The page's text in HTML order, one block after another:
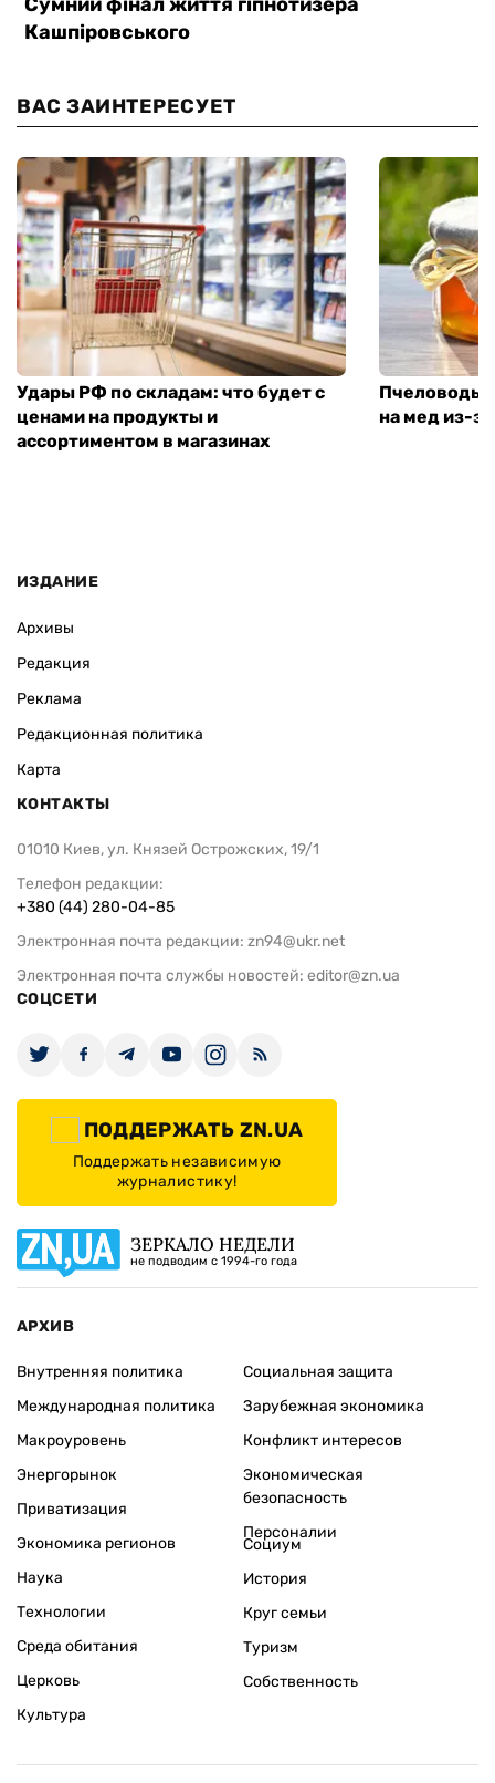
ВАС ЗАИНТЕРЕСУЕТ
Удары РФ по складам: что будет с
ценами на продукты и
ассортиментом в магазинах
Пчеловоды
на мед из-за
ИЗДАНИЕ
Архивы
Редакция
Реклама
Редакционная политика
Карта
КОНТАКТЫ
01010 Киев, ул. Князей Острожских, 19/1
Телефон редакции:
+380 (44) 280-04-85
Электронная почта редакции: zn94@ukr.net
Электронная почта службы новостей: editor@zn.ua
СОЦСЕТИ
ПОДДЕРЖАТЬ ZN.UA
Поддержать независимую
журналистику!
ЗЕРКАЛО НЕДЕЛИ
не подводим с 1994-го года
АРХИВ
Внутренняя политика
Международная политика
Макроуровень
Энергорынок
Приватизация
Экономика регионов
Социальная защита
Зарубежная экономика
Конфликт интересов
Экономическая
безопасность
Персоналии
Наука
Технологии
Среда обитания
Церковь
Культура
Социум
История
Круг семьи
Туризм
Собственность